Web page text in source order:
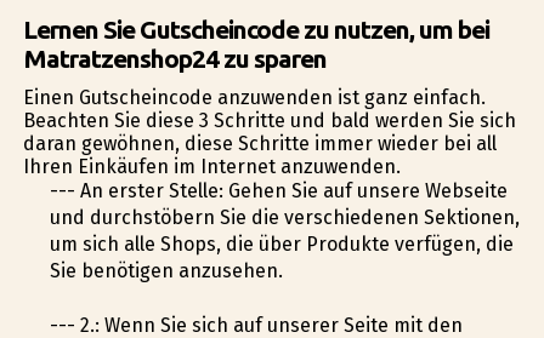
Lernen Sie Gutscheincode zu nutzen, um bei
Matratzenshop24 zu sparen
Einen Gutscheincode anzuwenden ist ganz einfach.
Beachten Sie diese 3 Schritte und bald werden Sie sich
daran gewöhnen, diese Schritte immer wieder bei all
Ihren Einkäufen im Internet anzuwenden.
--- An erster Stelle: Gehen Sie auf unsere Webseite
und durchstöbern Sie die verschiedenen Sektionen,
um sich alle Shops, die über Produkte verfügen, die
Sie benötigen anzusehen.
--- 2.: Wenn Sie sich auf unserer Seite mit den